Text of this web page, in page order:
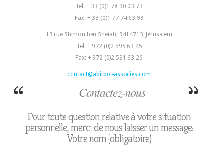
Tel: + 33 (0)1 78 90 03 73
Fax: + 33 (0)1 77 74 63 99
13 rue Shimon ben Shetah, 9414713, Jérusalem
Tel: + 972 (0)2 595 63 45
Fax: + 972 (0)2 591 63 26
contact@abitbol-associes.com
Contactez-nous
Pour toute question relative à votre situation
personnelle, merci de nous laisser un message:
Votre nom (obligatoire)